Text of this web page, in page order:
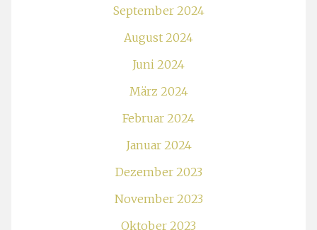
September 2024
August 2024
Juni 2024
März 2024
Februar 2024
Januar 2024
Dezember 2023
November 2023
Oktober 2023